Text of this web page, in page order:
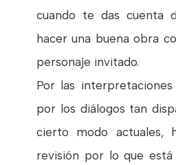
cuando te das cuenta
hacer una buena obra
personaje invitado.
Por las
por los diálogos tan
cierto modo actuales,
revisión por lo que está